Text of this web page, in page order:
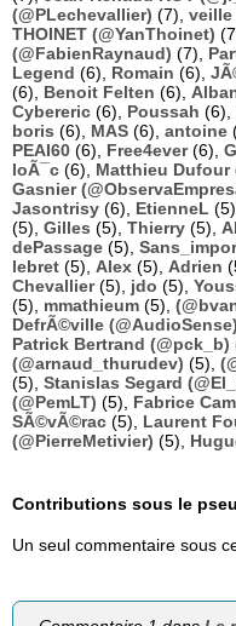
(@PLechevallier) (7), veille
THOINET (@YanThoinet)
(@FabienRaynaud) (7),
Legend (6), Romain (6),
(6), Benoit Felten (6),
Cybereric (6), Poussah (6),
boris (6), MAS (6), antoine
PEAI60 (6), Free4ever(6),
loÃ¯c (6), Matthieu Dufour
Gasnier
Jasontrisy (6), EtienneL (5),
(5), Gilles (5), Thierry (5),
dePassage (5),
lebret (5), Alex (5), Adrien
Chevallier(5), jdo (5),
(5), mmathieum (5),
DefrÃ©ville (@AudioSense)
Patrick Bertrand (@pck_b)
(@arnaud_thurudev) (5),
(5), Stanislas Segard
(@PemLT) (5), Fabrice
SÃ©vÃ©rac (5), Laurent
(@PierreMetivier) (5),
Contributions sous le
Un seul commentaire sous